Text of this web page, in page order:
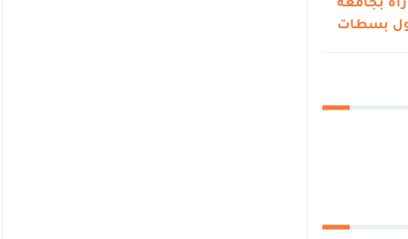
بجامعة
بسطات